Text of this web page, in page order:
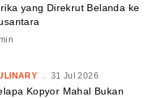
yang Direkrut Belanda ke
. 31 Jul 2026
Kopyor Mahal Bukan